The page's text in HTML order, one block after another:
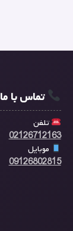
تماس با ما
تلفن
02126712163
موبایل
09126802815